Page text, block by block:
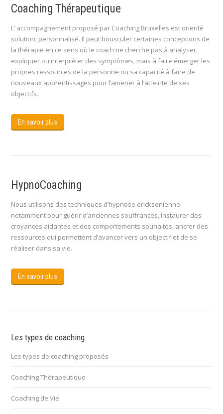
Coaching Thérapeutique
L’ accompagnement proposé par Coaching Bruxelles est orienté
solution, personnalisé. Il peut bousculer certaines conceptions de
la thérapie en ce sens où le coach ne cherche pas à analyser,
expliquer ou interpréter des symptômes, mais à faire émerger les
propres ressources de la personne ou sa capacité à faire de
nouveaux apprentissages pour l’amener à l’atteinte de ses
objectifs.
En savoir plus
HypnoCoaching
Nous utilisons des techniques d’hypnose ericksonienne
notamment pour guérir d’anciennes souffrances, instaurer des
croyances aidantes et des comportements souhaités, ancrer des
ressources qui permettent d’avancer vers un objectif et de se
réaliser dans sa vie.
En savoir plus
Les types de coaching
Les types de coaching proposés
Coaching Thérapeutique
Coaching de Vie